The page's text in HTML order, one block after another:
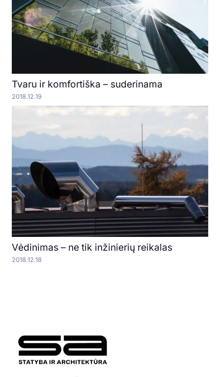
Tvaru ir komfortiška – suderinama
2018.12.19
Vėdinimas – ne tik inžinierių reikalas
2018.12.18